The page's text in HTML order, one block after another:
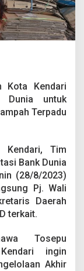
Kota Kendari
Dunia untuk
Terpadu
Tim
Bank Dunia
(28/8/2023)
Pj. Wali
Daerah
terkait.
Tosepu
ingin
Akhir